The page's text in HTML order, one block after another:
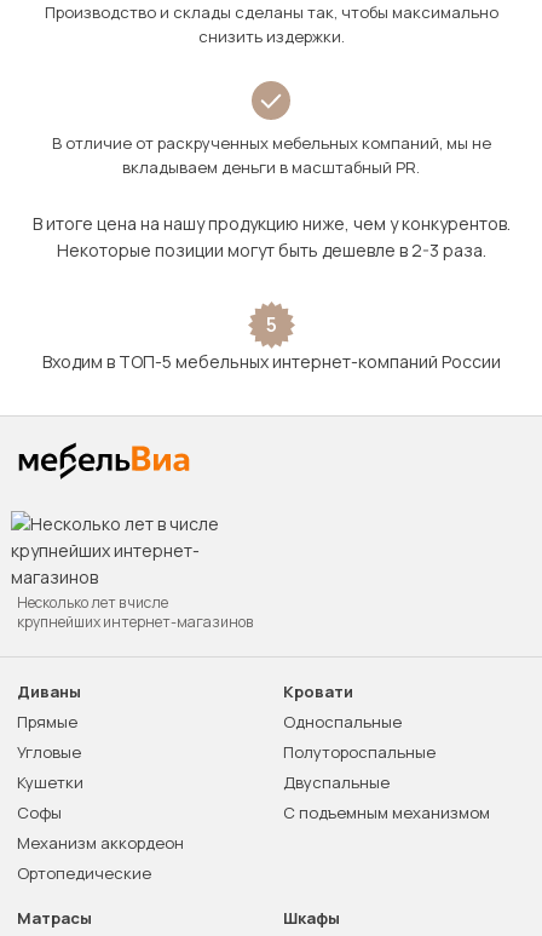
Производство и склады сделаны так, чтобы максимально
снизить издержки.
В отличие от раскрученных мебельных компаний, мы не
вкладываем деньги в масштабный PR.
В итоге цена на нашу продукцию ниже, чем у конкурентов.
Некоторые позиции могут быть дешевле в 2-3 раза.
5
Входим в ТОП-5 мебельных интернет-компаний России
Несколько лет в числе
крупнейших интернет-магазинов
Диваны
Прямые
Угловые
Кушетки
Софы
Механизм аккордеон
Ортопедические
Кровати
Односпальные
Полутороспальные
Двуспальные
С подъемным механизмом
Матрасы
Шкафы